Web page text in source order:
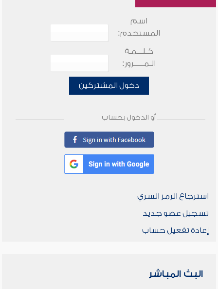
اسم
المستخدم:
كـلـــمـة
الـمـــــرور:
دخول المشتركين
أو الدخول بحساب
استرجاع الرمز السري
تسجيل عضو جديد
إعادة تفعيل حساب
البث المباشر